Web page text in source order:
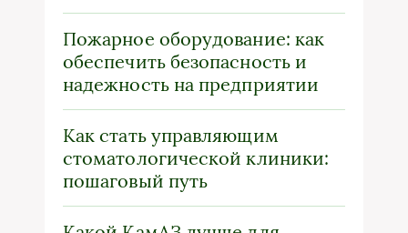
Пожарное оборудование: как
обеспечить безопасность и
надежность на предприятии
Как стать управляющим
стоматологической клиники:
пошаговый путь